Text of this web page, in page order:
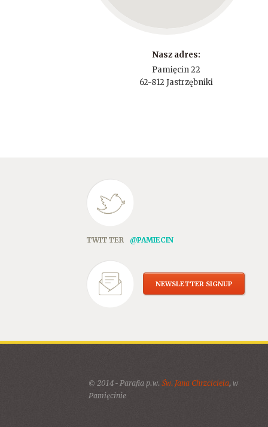
Nasz adres:
Pamięcin 22
62-812 Jastrzębniki
TWITTER @PAMIECIN
NEWSLETTER SIGNUP
© 2014 - Parafia p.w. Św. Jana Chrzciciela, w
Pamięcinie